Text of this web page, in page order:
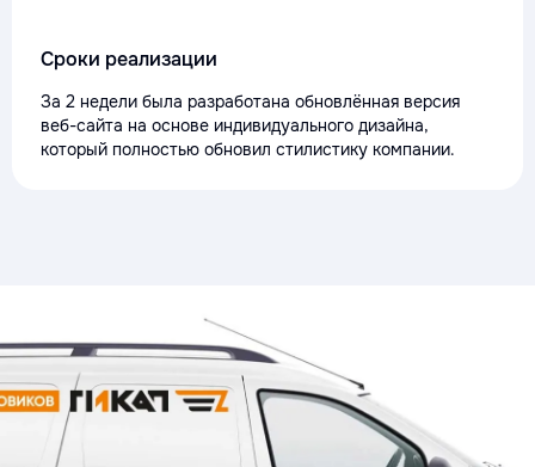
Сроки реализации
За 2 недели была разработана обновлённая версия
веб-сайта на основе индивидуального дизайна,
который полностью обновил стилистику компании.